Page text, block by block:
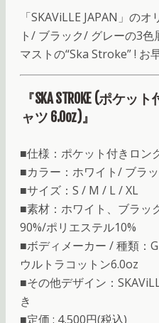
「SKAViLLE JAPAN」の
ト/ ブラック/ グレーの3
マストの“Ska Stroke” ! お
『SKA STROKE (ポケ
ャツ 6.0oz)』
■仕様：ポケット付きロン
■カラー：ホワイト/ ブラ
■サイズ：S / M / L / XL
■素材：ホワイト、ブラッ
90%/ポリエステル10%
■ボディメーカー / 種類：
ウルトラコットン6.0oz
■その他デザイン：
き
■定価 : 4,500円(税込)